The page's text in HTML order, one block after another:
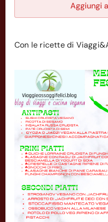
Aggiungi
Con le ricette di